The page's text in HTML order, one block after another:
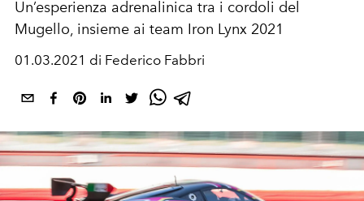
Un’esperienza adrenalinica tra i cordoli del
Mugello, insieme ai team Iron Lynx 2021
01.03.2021 di Federico Fabbri